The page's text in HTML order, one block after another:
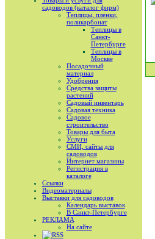
садоводов (каталог фирм)
Теплицы, пленки,
поликарбонат
Теплицы в
Санкт-
Петербурге
Теплицы в
Москве
Посадочный
материал
Удобрения
Средства защиты
растений
Садовый инвентарь
Садовая техника
Садовое
строительство
Товары для быта
Услуги
СМИ, сайты для
садоводов
Интернет магазины
Регистрация в
каталоге
Ссылки
Видеоматериалы
Выставки для садоводов
Календарь выставок
В Санкт-Петербурге
РЕКЛАМА
На сайте
RSS